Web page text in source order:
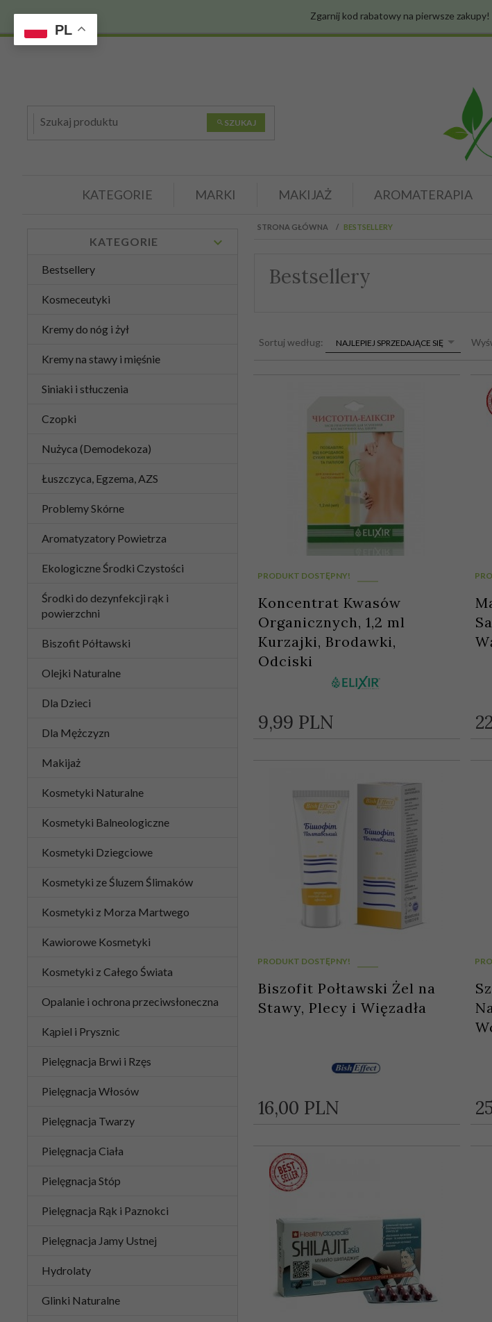
Zgarnij kod rabatowy na pierwsze
SZUKAJ
KATEGORIE MARKI MAKIJAŻ AROMATERAPIA
KATEGORIE
Bestsellery
Kosmeceutyki
Kremy do nóg i żył
Kremy na stawy i mięśnie
Siniaki i stłuczenia
Czopki
Nużyca (Demodekoza)
Łuszczyca, Egzema, AZS
Problemy Skórne
Aromatyzatory Powietrza
Ekologiczne Środki Czystości
Środki do dezynfekcji rąk i
powierzchni
Biszofit Półtawski
Olejki Naturalne
Dla Dzieci
Dla Mężczyzn
Makijaż
Kosmetyki Naturalne
Kosmetyki Balneologiczne
Kosmetyki Dziegciowe
Kosmetyki ze Śluzem Ślimaków
Kosmetyki z Morza Martwego
Kawiorowe Kosmetyki
Kosmetyki z Całego Świata
Opalanie i ochrona przeciwsłoneczna
Kąpiel i Prysznic
Pielęgnacja Brwi i Rzęs
Pielęgnacja Włosów
Pielęgnacja Twarzy
Pielęgnacja Ciała
Pielęgnacja Stóp
Pielęgnacja Rąk i Paznokci
Pielęgnacja Jamy Ustnej
Hydrolaty
Glinki Naturalne
STRONA GŁÓWNA BESTSELLERY
Bestsellery
Sortuj według: sortNAJLEPIEJ SPRZEDAJĄCE SIĘ
PRODUKT DOSTĘPNY!
Koncentrat Kwasów
Organicznych, 1,2 ml
Kurzajki, Brodawki,
Odciski
9,99 PLN
PRODUKT DOSTĘPNY!
Biszofit Połtawski Żel na
Stawy, Plecy i Więzadła
16,00 PLN
PL